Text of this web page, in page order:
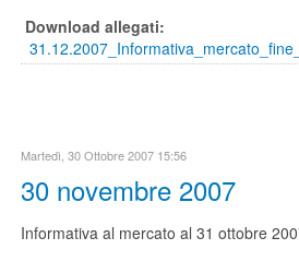
Download allegati:
Martedì, 30 Ottobre 2007 15:56
30 novembre 2007
Informativa al mercato al 31 ottobre